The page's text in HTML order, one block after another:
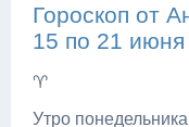
Гороскоп от
15 по 21
♈
Утро